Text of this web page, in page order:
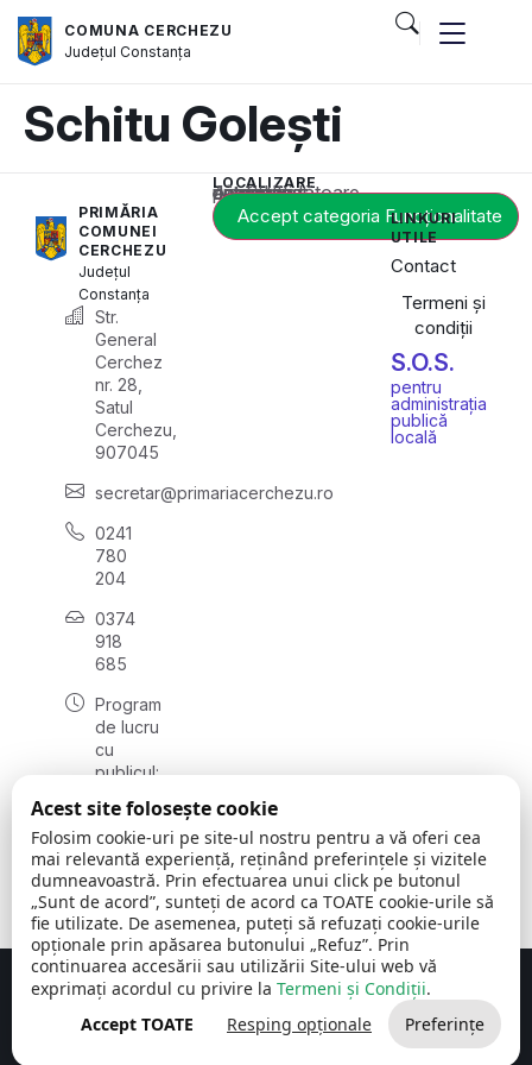
COMUNA CERCHEZU
JudețulConstanța
Schitu Golești
PRIMĂRIA
COMUNEI
CERCHEZU
Județul
Constanța
Str.
General
Cerchez
nr. 28,
Satul
Cerchezu,
907045
secretar@primariacerchezu.ro
0241
780
204
0374
918
685
Program
de lucru
cu
publicul:
08:00 -
16:30
, vineri:
08:00 -
14:00
LOCALIZARE
Acest conținut este blocat până când acceptați categoria corespunzătoare de cookie-uri.
Accept categoria Funcționalitate
LINKURI
UTILE
Contact
Termeni și
condiții
S.O.S.
pentru
administrația
publică
locală
Comuna Cerchezu © 2026Toate drepturile rezervate
Concept realizat de Big Media Relații Publice SRL
Acest site folosește cookie
Folosim cookie-uri pe site-ul nostru pentru a vă oferi cea
mai relevantă experiență, reținând preferințele și vizitele
dumneavoastră. Prin efectuarea unui click pe butonul
„Sunt de acord”, sunteți de acord ca TOATE cookie-urile să
fie utilizate. De asemenea, puteți să refuzați cookie-urile
opționale prin apăsarea butonului „Refuz”. Prin
continuarea accesării sau utilizării Site-ului web vă
exprimați acordul cu privire la Termeni și Condiții.
Accept TOATE
Resping opționale Preferințe